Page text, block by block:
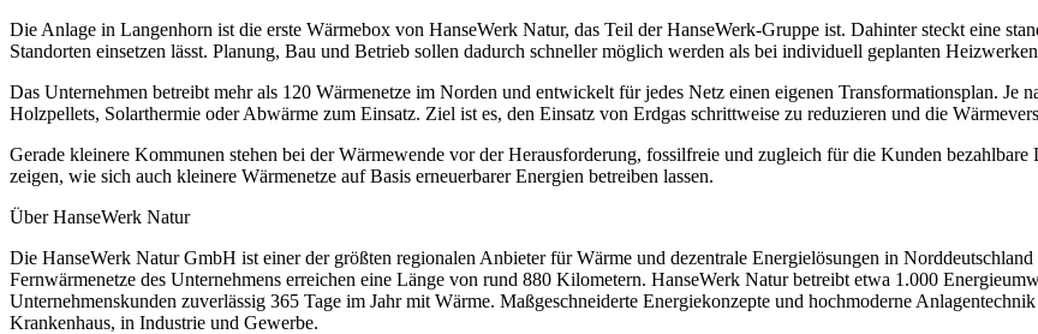
Die Anlage in Langenhorn ist die erste Wärmebox von HanseWerk Natur, das Teil der HanseWerk-Gruppe ist. Dahinter steckt eine
Standorten einsetzen lässt. Planung, Bau und Betrieb sollen dadurch schneller möglich werden als bei individuell geplanten
Das Unternehmen betreibt mehr als 120 Wärmenetze im Norden und entwickelt für jedes Netz einen eigenen Transformationsplan. Je
Holzpellets, Solarthermie oder Abwärme zum Einsatz. Ziel ist es, den Einsatz von Erdgas schrittweise zu reduzieren und die
Gerade kleinere Kommunen stehen bei der Wärmewende vor der Herausforderung, fossilfreie und zugleich für die Kunden
zeigen, wie sich auch kleinere Wärmenetze auf Basis erneuerbarer Energien betreiben lassen.
Über HanseWerk Natur
Die HanseWerk Natur GmbH ist einer der größten regionalen Anbieter für Wärme und dezentrale Energielösungen in
Fernwärmenetze des Unternehmens erreichen eine Länge von rund 880 Kilometern. HanseWerk Natur betreibt etwa 1.000
Unternehmenskunden zuverlässig 365 Tage im Jahr mit Wärme. Maßgeschneiderte Energiekonzepte und hochmoderne
Krankenhaus, in Industrie und Gewerbe.